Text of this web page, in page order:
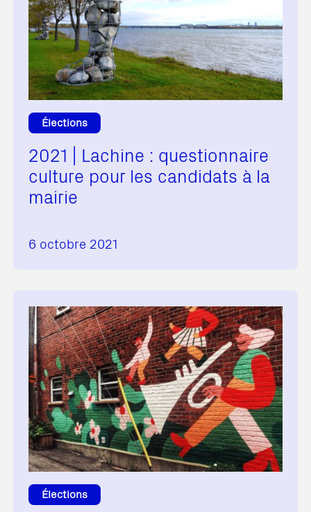
Élections
2021 | Lachine : questionnaire
culture pour les candidats à la
mairie
6 octobre 2021
Élections